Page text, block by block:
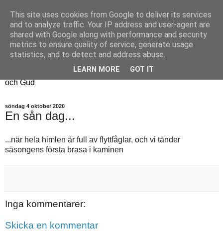
Fyren
Fyren finns för att sprida ljus i mörkret
För att påminna om guldkanterna i tillvaron
Här samsas jakt, hantverk, odling, och andra tankar om livet
och Gud
söndag 4 oktober 2020
En sån dag...
...när hela himlen är full av flyttfåglar, och vi tänder
säsongens första brasa i kaminen
Inga kommentarer:
Skicka en kommentar
This site uses cookies from Google to deliver its services
and to analyze traffic. Your IP address and user-agent are
shared with Google along with performance and security
metrics to ensure quality of service, generate usage
statistics, and to detect and address abuse.
LEARN MORE GOT IT